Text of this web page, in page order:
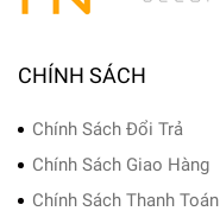
CHÍNH SÁCH
Chính Sách Đổi Trả
Chính Sách Giao Hàng
Chính Sách Thanh Toán